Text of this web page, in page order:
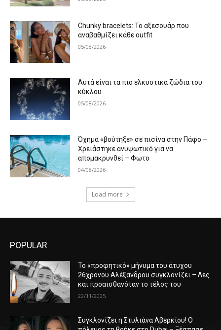
Chunky bracelets: Το αξεσουάρ που
αναβαθμίζει κάθε outfit
05/08/2026
Αυτά είναι τα πιο ελκυστικά ζώδια του
κύκλου
05/08/2026
Όχημα «βούτηξε» σε πισίνα στην Πάφο –
Χρειάστηκε ανυψωτικό για να
απομακρυνθεί – Φωτο
04/08/2026
Load more
POPULAR
Το «προφητικό» μήνυμα του άτυχου
26χρονου Αλέξανδρου συγκλονίζει – Λες
και προαισθανόταν το τέλος του
22/11/2025
Συγκλονίζει η Στυλιάνα Αβερκίου! Ο